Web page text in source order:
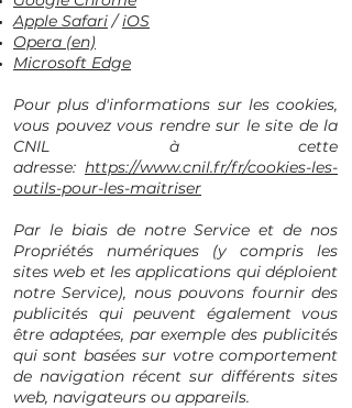
Apple Safari/iOS
Opera (en)
Microsoft Edge
Pour plus d'informations sur les cookies,
vous pouvez vous rendre sur le site de la
CNIL à cette
adresse: https://www.cnil.fr/fr/cookies-les-
outils-pour-les-maitriser
Par le biais de notre Service et de nos
Propriétés numériques (y compris les
sites web et les applications qui déploient
notre Service), nous pouvons fournir des
publicités qui peuvent également vous
être adaptées, par exemple des publicités
qui sont basées sur votre comportement
de navigation récent sur différents sites
web, navigateurs ou appareils.